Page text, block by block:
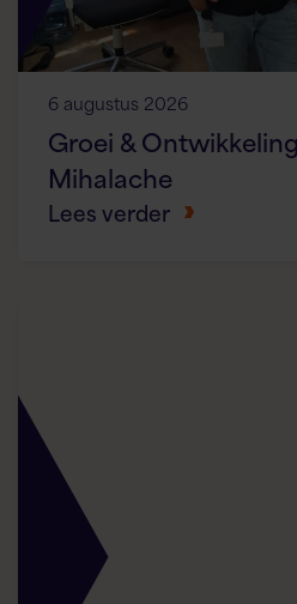
6 augustus 2026
Groei &
Mihalache
Lees verder